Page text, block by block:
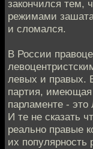
закончился тем,
режимами
и сломался.
В России
левых и правых.
партия, имеющая
парламенте -
И те не сказать
реально правые
их популярность